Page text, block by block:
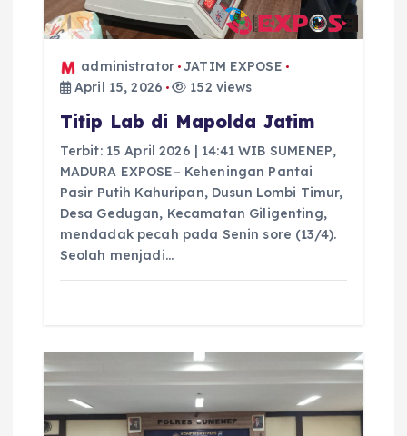
administrator JATIM EXPOSE
April 15, 2026
152 views
Titip Lab di Mapolda Jatim
Terbit: 15 April 2026 | 14:41 WIB SUMENEP,
MADURA EXPOSE– Keheningan Pantai
Pasir Putih Kahuripan, Dusun Lombi Timur,
Desa Gedugan, Kecamatan Giligenting,
mendadak pecah pada Senin sore (13/4).
Seolah menjadi…